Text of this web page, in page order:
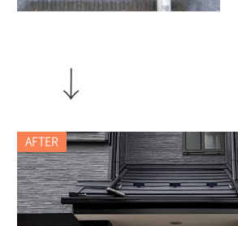
AFTER